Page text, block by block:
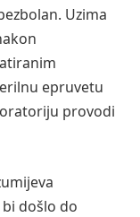
Uzima
epruvetu
provodi
došlo do